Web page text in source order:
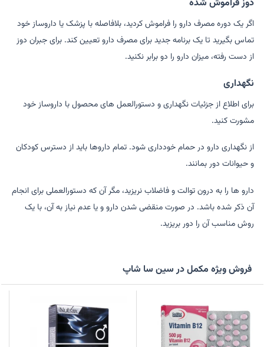
دوز فراموش شده
اگر یک دوره مصرف دارو را فراموش کردید، بلافاصله با پزشک یا داروساز خود
تماس بگیرید تا یک برنامه جدید برای مصرف دارو تعیین کند. برای جبران دوز
از دست رفته، میزان دارو را دو برابر نکنید.
نگهداری
برای اطلاع از جزئیات نگهداری و دستورالعمل های محصول با داروساز خود
مشورت کنید.
از نگهداری دارو در حمام خودداری شود. تمام داروها باید از دسترس کودکان
و حیوانات دور بمانند.
دارو ها را به درون توالت و فاضلاب نریزید، مگر آن که دستورالعملی برای انجام
آن ذکر شده باشد. در صورت منقضی شدن دارو و یا عدم نیاز به آن، با یک
روش مناسب آن را دور بریزید.
فروش ویژه مکمل در سین سا شاپ